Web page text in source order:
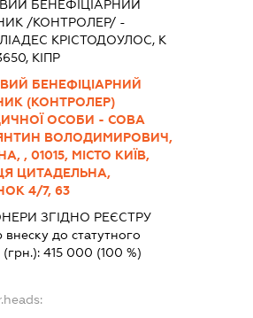
БЕНЕФІЦІАРНИЙ
/КОНТРОЛЕР/ -
КРІСТОДОУЛОС, К
КІПР
БЕНЕФІЦІАРНИЙ
(КОНТРОЛЕР)
ОСОБИ - СОВА
ВОЛОДИМИРОВИЧ,
, 01015, МІСТО КИЇВ,
ЦИТАДЕЛЬНА,
4/7, 63
ЗГІДНО РЕЄСТРУ
внеску до статутного
(грн.):415 000 (100 %)